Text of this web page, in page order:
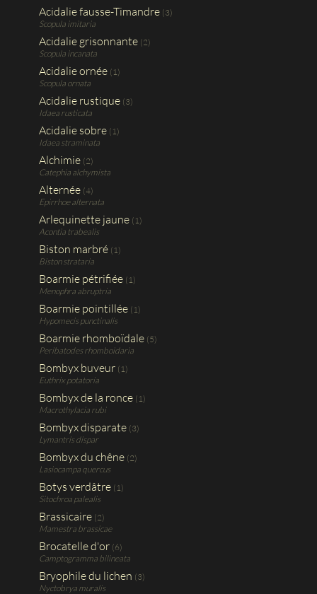
Acidalie fausse-Timandre (3)
Scopula imitaria
Acidalie grisonnante (2)
Scopula incanata
Acidalie ornée (1)
Scopula ornata
Acidalie rustique (3)
Idaea rusticata
Acidalie sobre (1)
Idaea straminata
Alchimie (2)
Catephia alchymista
Alternée (4)
Epirrhoe alternata
Arlequinette jaune (1)
Acontia trabealis
Biston marbré (1)
Biston strataria
Boarmie pétrifiée (1)
Menophra abruptria
Boarmie pointillée (1)
Hypomecis punctinalis
Boarmie rhomboïdale (5)
Peribatodes rhomboidaria
Bombyx buveur (1)
Euthrix potatoria
Bombyx de la ronce (1)
Macrothylacia rubi
Bombyx disparate (3)
Lymantris dispar
Bombyx du chêne (2)
Lasiocampa quercus
Botys verdâtre (1)
Sitochroa palealis
Brassicaire (2)
Mamestra brassicae
Brocatelle d'or (6)
Camptogramma bilineata
Bryophile du lichen (3)
Nyctobrya muralis